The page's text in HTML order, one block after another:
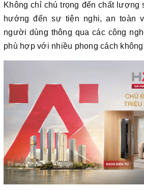
Không chỉ chú trọng đến chất lượng
hướng đến sự tiện nghi, an toàn
người dùng thông qua các công
phù hợp với nhiều phong cách